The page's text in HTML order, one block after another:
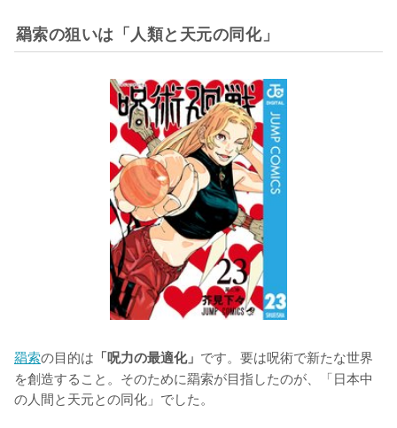
羂索の狙いは「人類と天元の同化」
羂索の目的は 「呪力の最適化」 です。要は呪術で新たな世界
を創造すること。そのために羂索が目指したのが、「日本中
の人間と天元との同化」でした。